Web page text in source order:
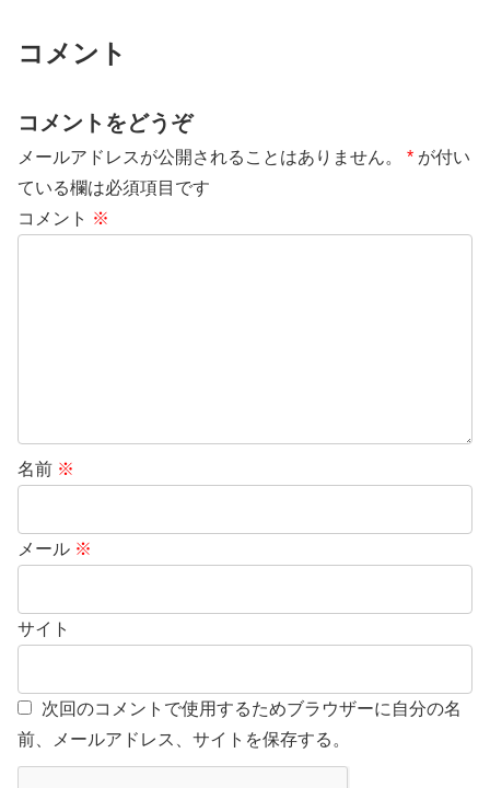
コメント
コメントをどうぞ
メールアドレスが公開されることはありません。 * が付い
ている欄は必須項目です
コメント ※
名前 ※
メール ※
サイト
次回のコメントで使用するためブラウザーに自分の名
前、メールアドレス、サイトを保存する。